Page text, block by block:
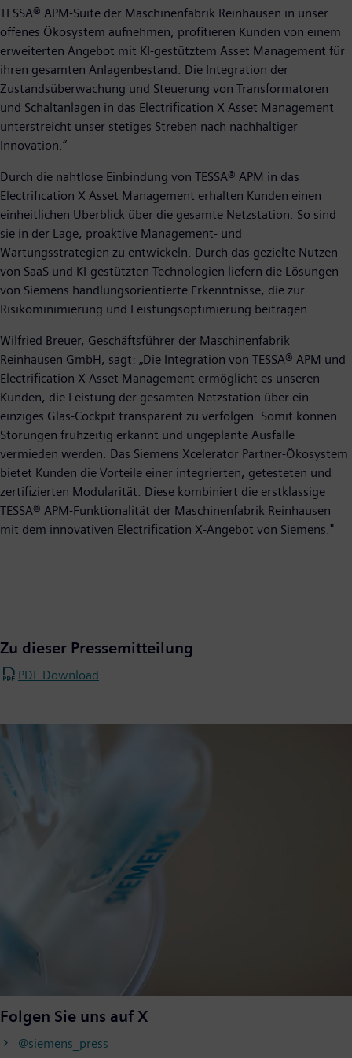
TESSA® APM-Suite der Maschinenfabrik Reinhausen in unser
offenes Ökosystem aufnehmen, profitieren Kunden von einem
erweiterten Angebot mit KI-gestütztem Asset Management für
ihren gesamten Anlagenbestand. Die Integration der
Zustandsüberwachung und Steuerung von Transformatoren
und Schaltanlagen in das Electrification X Asset Management
unterstreicht unser stetiges Streben nach nachhaltiger
Innovation.“
Durch die nahtlose Einbindung von TESSA® APM in das
Electrification X Asset Management erhalten Kunden einen
einheitlichen Überblick über die gesamte Netzstation. So sind
sie in der Lage, proaktive Management- und
Wartungsstrategien zu entwickeln. Durch das gezielte Nutzen
von SaaS und KI-gestützten Technologien liefern die Lösungen
von Siemens handlungsorientierte Erkenntnisse, die zur
Risikominimierung und Leistungsoptimierung beitragen.
Wilfried Breuer, Geschäftsführer der Maschinenfabrik
Reinhausen GmbH, sagt: „Die Integration von TESSA® APM und
Electrification X Asset Management ermöglicht es unseren
Kunden, die Leistung der gesamten Netzstation über ein
einziges Glas-Cockpit transparent zu verfolgen. Somit können
Störungen frühzeitig erkannt und ungeplante Ausfälle
vermieden werden. Das Siemens Xcelerator Partner-Ökosystem
bietet Kunden die Vorteile einer integrierten, getesteten und
zertifizierten Modularität. Diese kombiniert die erstklassige
TESSA® APM-Funktionalität der Maschinenfabrik Reinhausen
mit dem innovativen Electrification X-Angebot von Siemens."
Zu dieser Pressemitteilung
PDF Download
Folgen Sie uns auf X
@siemens_press